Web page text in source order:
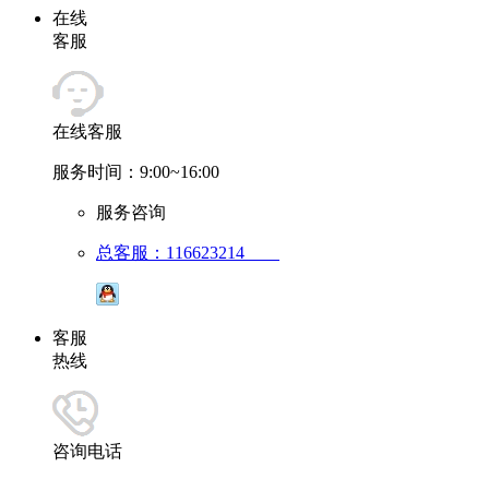
在线
客服
在线客服
服务时间：9:00~16:00
服务咨询
总客服：116623214
客服
热线
咨询电话